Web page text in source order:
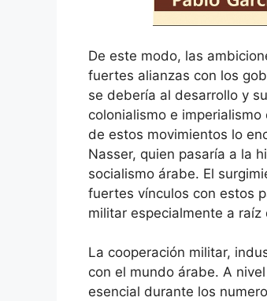
De este modo, las
fuertes alianzas con los
se debería al desarrollo y
colonialismo e
de estos movimientos lo
Nasser, quien pasaría a la
socialismo árabe. El
fuertes vínculos con estos
militar especialmente a
La cooperación militar,
con el mundo árabe. A
esencial durante los